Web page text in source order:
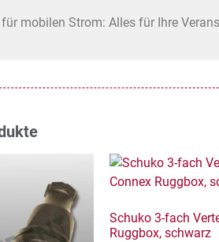
für mobilen Strom: Alles für Ihre
Schuko 3-fach
Ruggbox, schwarz